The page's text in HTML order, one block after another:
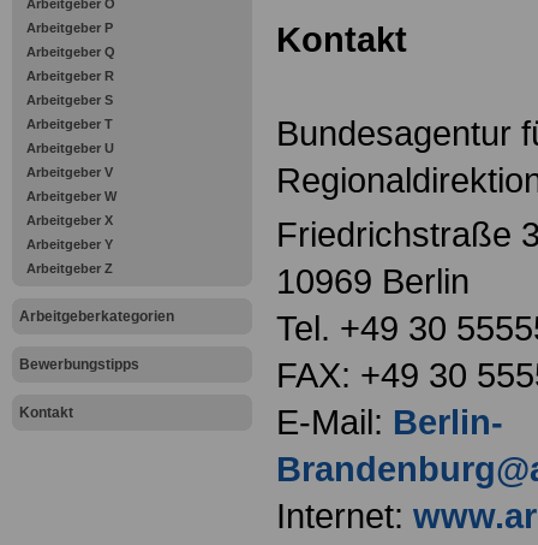
Arbeitgeber O
Arbeitgeber P
Arbeitgeber Q
Arbeitgeber R
Arbeitgeber S
Arbeitgeber T
Arbeitgeber U
Arbeitgeber V
Arbeitgeber W
Arbeitgeber X
Arbeitgeber Y
Arbeitgeber Z
Arbeitgeberkategorien
Bewerbungstipps
Kontakt
Kontakt
Bundesagentur
Friedrichstraße
10969 Berlin
Tel. +49 30
FAX: +49 30
E-Mail: Berlin-
Internet: